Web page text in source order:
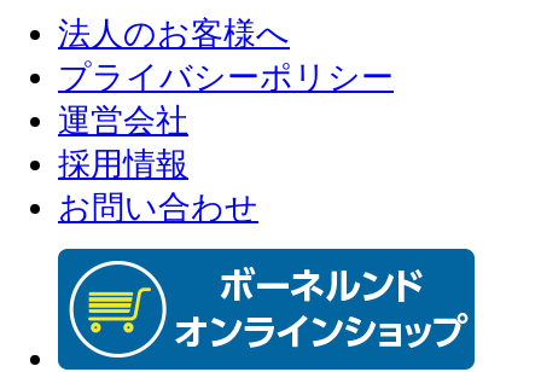
法人のお客様へ
プライバシーポリシー
運営会社
採用情報
お問い合わせ